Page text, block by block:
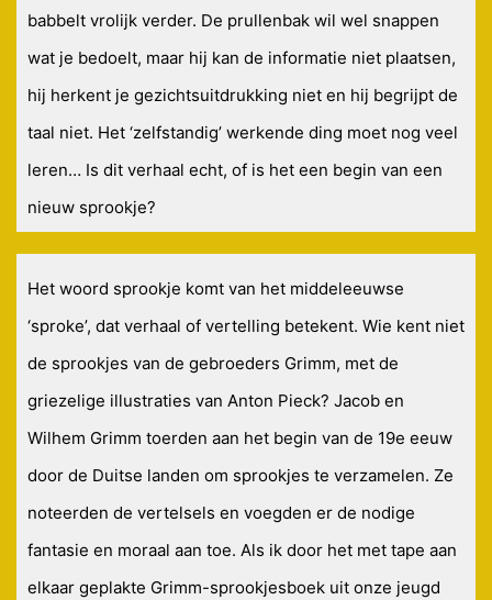
babbelt vrolijk verder. De prullenbak wil wel snappen
wat je bedoelt, maar hij kan de informatie niet plaatsen,
hij herkent je gezichtsuitdrukking niet en hij begrijpt de
taal niet. Het ‘zelfstandig’ werkende ding moet nog veel
leren… Is dit verhaal echt, of is het een begin van een
nieuw sprookje?
Het woord sprookje komt van het middeleeuwse
‘sproke’, dat verhaal of vertelling betekent. Wie kent niet
de sprookjes van de gebroeders Grimm, met de
griezelige illustraties van Anton Pieck? Jacob en
Wilhem Grimm toerden aan het begin van de 19e eeuw
door de Duitse landen om sprookjes te verzamelen. Ze
noteerden de vertelsels en voegden er de nodige
fantasie en moraal aan toe. Als ik door het met tape aan
elkaar geplakte Grimm-sprookjesboek uit onze jeugd